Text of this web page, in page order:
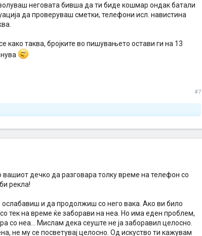
неговата бивша да ти биде кошмар ондак батали
да проверуваш сметки, телефони исл. навистина
како таква, бројките во пишувањето остави ги на 13
#7
дечко да разговара толку време на телефон со
рекла!
ослабавиш и да продолжиш со него вака. Ако ви било
тек на време ќе заборави на неа. Но има еден проблем,
со неа... Мислам дека сеуште не ја заборавил целосно.
не му се посветувај целосно. Од искуство ти кажувам